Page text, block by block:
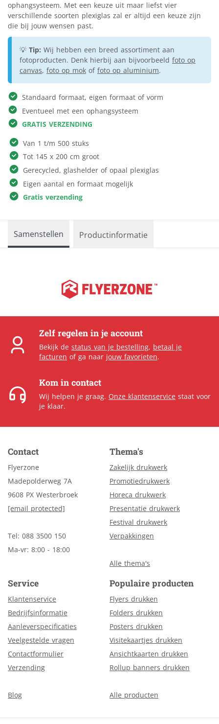
ophangsysteem. Met een keuze uit maar liefst vier
verschillende soorten plexiglas zal er altijd een keuze zijn
die bij jouw wensen past.
💡 Tip: Wij hebben een breed assortiment aan
fotoproducten. Denk hierbij aan bijvoorbeeld foto op
canvas, foto op mok of foto op aluminium.
Standaard formaat, eigen formaat of vorm
Eventueel met een ophangsysteem
GRATIS VERZENDING
Van 1 t/m 500 stuks
Tot 145 x 200 cm groot
Gerecycled, glashelder of opaal plexiglas
Eigen aantal en formaat mogelijk
Gratis verzending
Samenstellen Productinformatie
Zelf regelen in je account
Bekijk de status van je bestelling, betaal je
facturen of ga naar jouw favorieten.
Kom in contact
Wij helpen je graag. Onze klantenservice staat voor
je klaar.
Contact
Flyerzone
Madepolderweg 7A
9608 PX Westerbroek
[email protected]
Tel: 088 3500 150
Ma-vr: 8:00 - 18:00
Thema's
Zakelijk drukwerk
Promotiedrukwerk
Horeca drukwerk
Presentatie drukwerk
Festival drukwerk
Verpakkingen
Alle thema's
Service
Klantenservice
Bedrijfsinformatie
Aanleverspecificaties
Veelgestelde vragen
Contactformulier
Verzending
Blog
Populaire producten
Flyers drukken
Folders drukken
Posters drukken
Visitekaartjes drukken
Ansichtkaarten drukken
Rollup banners drukken
Alle producten